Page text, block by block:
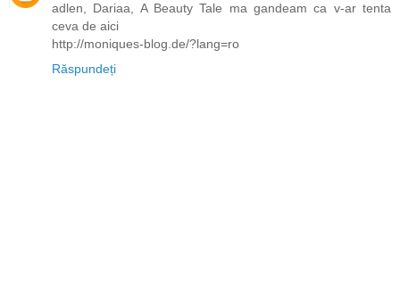
adlen, Dariaa, A Beauty Tale ma gandeam ca v-ar tenta
ceva de aici
http://moniques-blog.de/?lang=ro
Răspundeți